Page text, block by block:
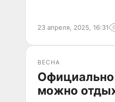
23 апреля, 2025, 16:31
ВЕСНА
можно